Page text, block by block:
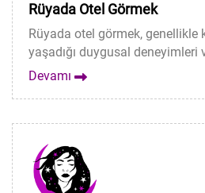
Rüyada Otel Görmek
Rüyada otel görmek, genellikle
yaşadığı duygusal deneyimleri
Devamı